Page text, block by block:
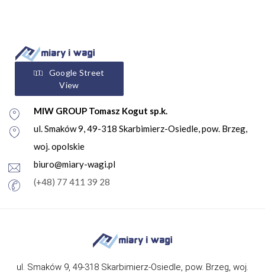
Google Street
View
MIW GROUP Tomasz Kogut sp.k.
ul. Smaków 9, 49-318 Skarbimierz-Osiedle, pow. Brzeg,
woj. opolskie
biuro@miary-wagi.pl
(+48) 77 411 39 28
ul. Smaków 9, 49-318 Skarbimierz-Osiedle, pow. Brzeg, woj.